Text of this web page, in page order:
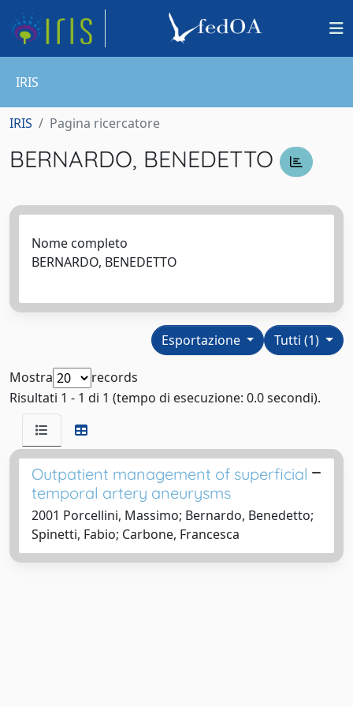
IRIS
IRIS Pagina ricercatore
BERNARDO, BENEDETTO
Nome completo
BERNARDO, BENEDETTO
Tutti (1)
Esportazione
Mostra
records
Risultati 1 - 1 di 1 (tempo di esecuzione: 0.0 secondi).
Outpatient management of superficial
temporal artery aneurysms
2001 Porcellini, Massimo; Bernardo, Benedetto;
Spinetti, Fabio; Carbone, Francesca